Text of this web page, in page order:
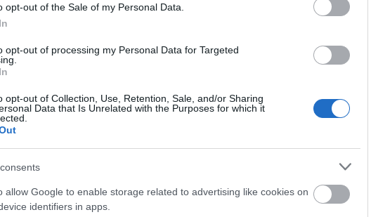
opt-out of the Sale of my Personal Data.
opt-out of processing my Personal Data for Targeted
opt-out of Collection, Use, Retention, Sale, and/or Sharing
Data that Is Unrelated with the Purposes for which it
allow Google to enable storage related to advertising like cookies on
identifiers in apps.
/ Bozsik Yvette Társulat
érte-e kellemetlenség a pályája során.
az az ember érzése, hogy abban az országban,
magát. Ezt egyre inkább szomorú közönnyel fogom
mentem fel a színpadra, amikor nem is én voltam a
ideológiák mentén íródnak a cikkek, és kevésbé
is jelenik. Az ember mint alkotó egyre kevésbé
csendben a háttérben maradni" - fogalmazott
YvetteaChicago
próbafolyamatával párhuzamosan a